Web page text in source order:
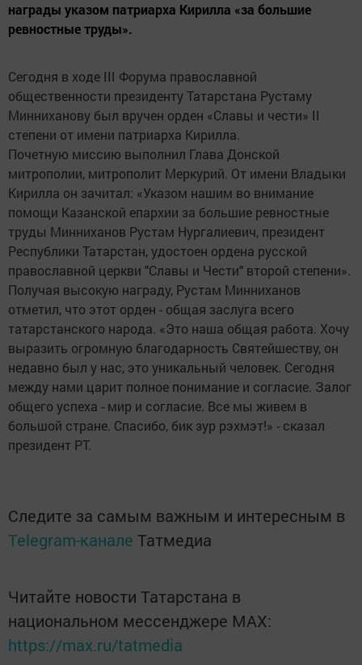
награды указом патриарха Кирилла «за большие
ревностные труды».
Сегодня в ходе III Форума православной
общественности президенту Татарстана Рустаму
Минниханову был вручен орден «Славы и чести» II
степени от имени патриарха Кирилла.
Почетную миссию выполнил Глава Донской
митрополии, митрополит Меркурий. От имени Владыки
Кирилла он зачитал: «Указом нашим во внимание
помощи Казанской епархии за большие ревностные
труды Минниханов Рустам Нургалиевич, президент
Республики Татарстан, удостоен ордена русской
православной церкви "Славы и Чести" второй степени».
Получая высокую награду, Рустам Минниханов
отметил, что этот орден - общая заслуга всего
татарстанского народа. «Это наша общая работа. Хочу
выразить огромную благодарность Святейшеству, он
недавно был у нас, это уникальный человек. Сегодня
между нами царит полное понимание и согласие. Залог
общего успеха - мир и согласие. Все мы живем в
большой стране. Спасибо, бик зур рэхмэт!» - сказал
президент РТ.
Следите за самым важным и интересным в
Telegram-канале Татмедиа
Читайте новости Татарстана в
национальном мессенджере MАХ:
https://max.ru/tatmedia